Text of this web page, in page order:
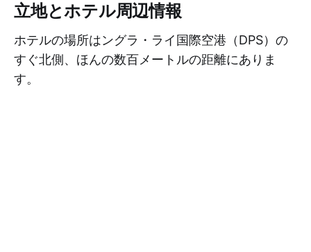
立地とホテル周辺情報
ホテルの場所はングラ・ライ国際空港（DPS）の
すぐ北側、ほんの数百メートルの距離にありま
す。